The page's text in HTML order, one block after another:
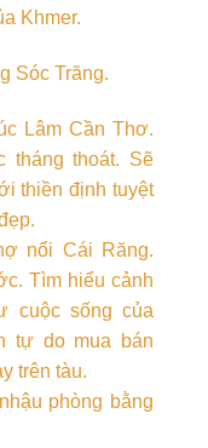
Khmer.
Sóc Trăng.
Lâm Cần Thơ.
tháng thoát. Sẽ
thiền định tuyệt
nổi Cái Răng.
Tìm hiểu cảnh
cuộc sống của
tự do mua bán
trên tàu.
phòng bằng